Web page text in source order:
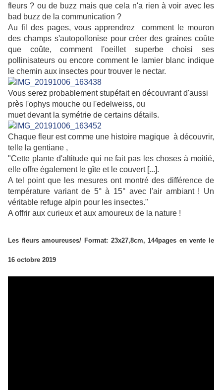
fleurs ? ou de buzz mais que cela n'a rien à voir avec les
bad buzz de la communication ?
Au fil des pages, vous apprendrez comment le mouron
des champs s'autopollonise pour créer des graines coûte
que coûte, comment l'oeillet superbe choisi ses
pollinisateurs ou encore comment le lamier blanc indique
le chemin aux insectes pour trouver le nectar.
Vous serez probablement stupéfait en découvrant d'aussi
près l'ophys mouche ou l'edelweiss, ou
muet devant la symétrie de certains détails.
Chaque fleur est comme une histoire magique à découvrir,
telle la gentiane ,
"Cette plante d'altitude qui ne fait pas les choses à moitié,
elle offre également le gîte et le couvert [...].
A tel point que les mesures ont montré des différence de
température variant de 5° à 15° avec l'air ambiant ! Un
véritable refuge alpin pour les insectes."
A offrir aux curieux et aux amoureux de la nature !
Les fleurs amoureuses/ Format: 23x27,8cm, 144pages en vente le
16 octobre 2019